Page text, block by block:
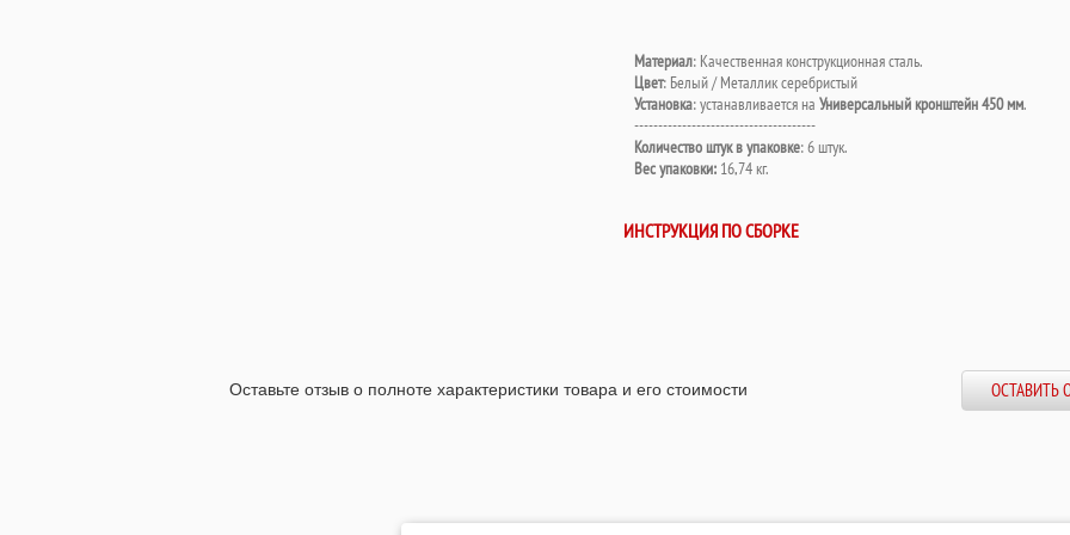
Материал: Качественная конструкционная сталь.
Цвет: Белый / Металлик серебристый
Установка: устанавливается на Универсальный кронштейн 450 мм.
--------------------------------------
Количество штук в упаковке: 6 штук.
Вес упаковки: 16,74 кг.
ИНСТРУКЦИЯ ПО СБОРКЕ
ОСТАВИТЬ
Оставьте отзыв о полноте характеристики товара и его стоимости